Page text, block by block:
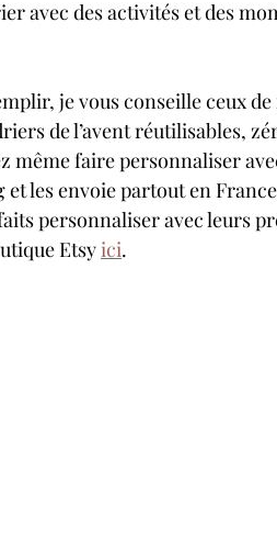
avec des activités et des
je vous conseille ceux de
de l’avent réutilisables,
même faire personnaliser
les envoie partout en
personnaliser avec leurs
Etsy ici.